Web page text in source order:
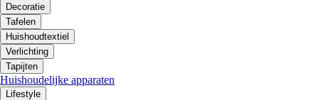
Decoratie
Tafelen
Huishoudtextiel
Verlichting
Tapijten
Huishoudelijke apparaten
Lifestyle